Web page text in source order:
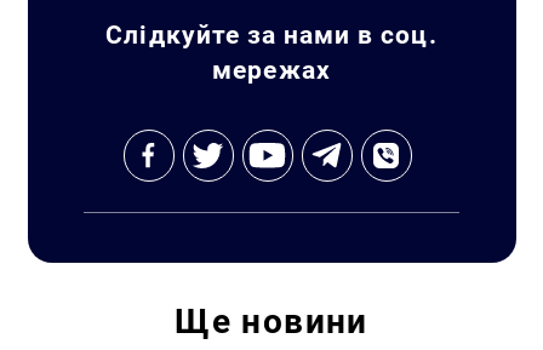
Слідкуйте за нами в соц.
мережах
Ще новини